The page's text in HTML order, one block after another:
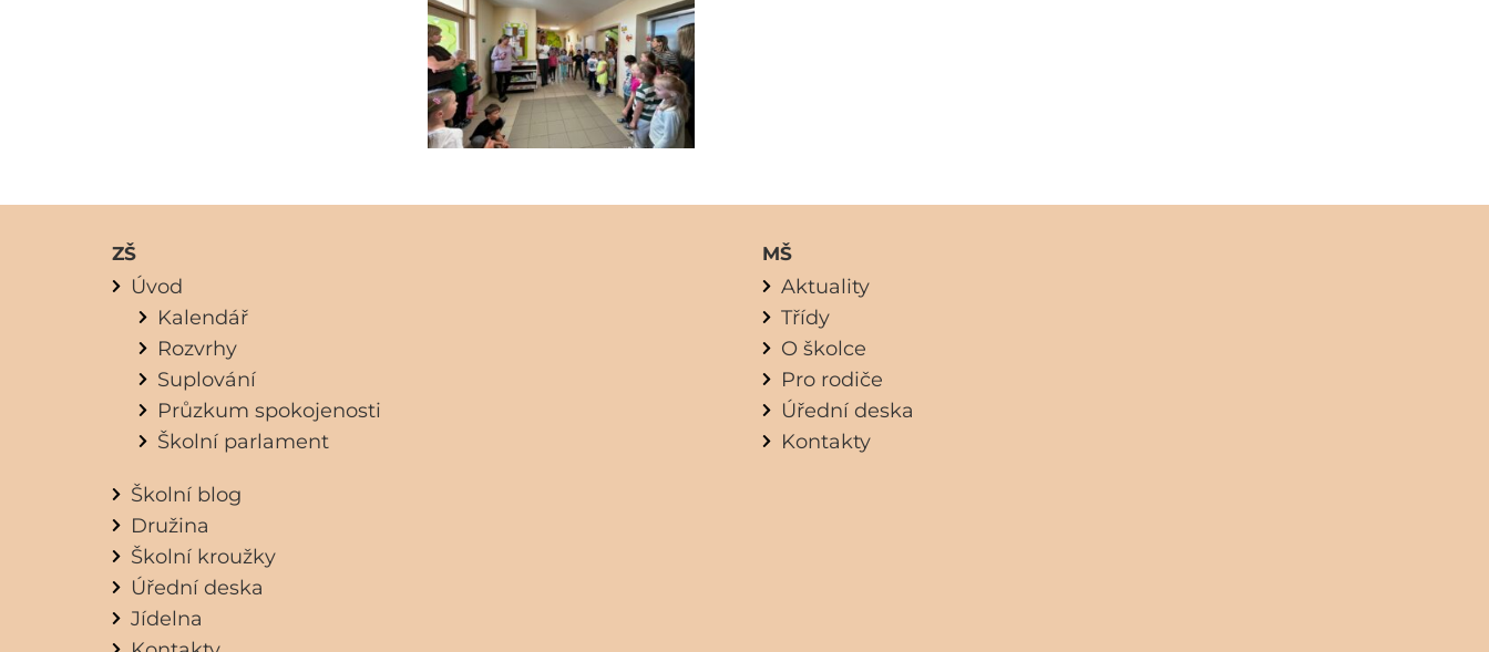
ZŠ
Úvod
Kalendář
Rozvrhy
Suplování
Průzkum spokojenosti
Školní parlament
Školní blog
Družina
Školní kroužky
Úřední deska
Jídelna
MŠ
Aktuality
Třídy
O školce
Pro rodiče
Úřední deska
Kontakty